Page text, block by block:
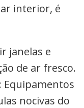
interior, é
janelas e
de ar fresco.
: Equipamentos
nocivas do